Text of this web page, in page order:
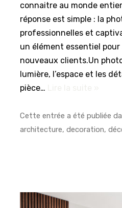
connaitre au monde
réponse est simple : la
professionnelles et
un élément essentiel
nouveaux clients.Un
lumière, l’espace et les
pièce…
Cette entrée a été publiée
architecture,decoration,